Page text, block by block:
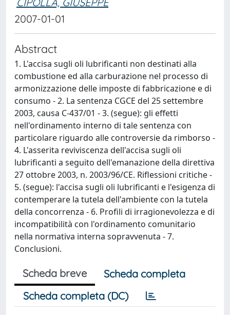
2007-01-01
Abstract
1. L'accisa sugli oli lubrificanti non destinati alla
combustione ed alla carburazione nel processo di
armonizzazione delle imposte di fabbricazione e di
consumo - 2. La sentenza CGCE del 25 settembre
2003, causa C-437/01 - 3. (segue): gli effetti
nell'ordinamento interno di tale sentenza con
particolare riguardo alle controversie da rimborso -
4. L'asserita reviviscenza dell'accisa sugli oli
lubrificanti a seguito dell'emanazione della direttiva
27 ottobre 2003, n. 2003/96/CE. Riflessioni critiche -
5. (segue): l'accisa sugli oli lubrificanti e l'esigenza di
contemperare la tutela dell'ambiente con la tutela
della concorrenza - 6. Profili di irragionevolezza e di
incompatibilità con l'ordinamento comunitario
nella normativa interna sopravvenuta - 7.
Conclusioni.
Scheda breve
Scheda completa
Scheda completa (DC)